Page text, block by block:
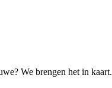
We brengen het in kaart.